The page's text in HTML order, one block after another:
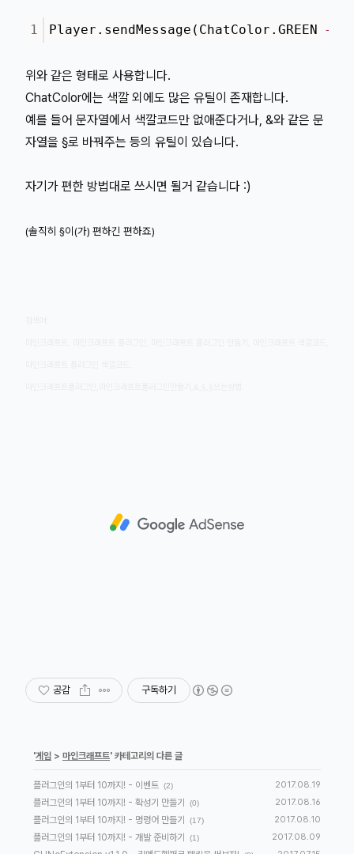
1 Player.sendMessage(ChatColor.GREEN +
위와 같은 형태로 사용합니다.
ChatColor에는 색깔 외에도 많은 유틸이 존재합니다.
예를 들어 문자열에서 색깔코드만 없애준다거나, &와 같은 문
자열을 §로 바꿔주는 등의 유틸이 있습니다.
자기가 편한 방법대로 쓰시면 될거 같습니다 :)
(솔직히 §이(가) 편하긴 편하죠)
공감 구독하기
'게임 > 마인크래프트' 카테고리의 다른 글
플러그인의 1부터 10까지! - 이벤트 (2) 2017.08.19
플러그인의 1부터 10까지! - 확성기 만들기 (0) 2017.08.16
플러그인의 1부터 10까지! - 명령어 만들기 (17) 2017.08.10
플러그인의 1부터 10까지! - 개발 준비하기 (1) 2017.08.09